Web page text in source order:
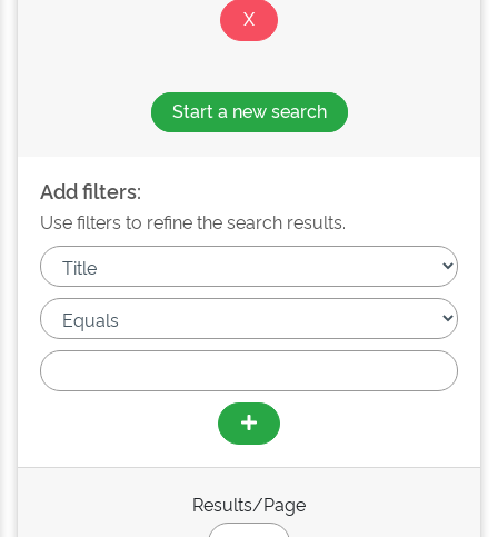
Start a new search
Add filters:
Use filters to refine the search results.
Results/Page